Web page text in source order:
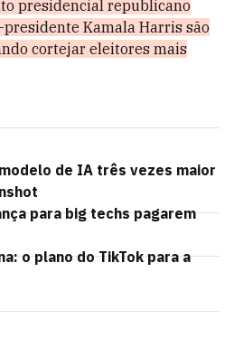
presidencial republicano
Kamala Harris são
cortejar eleitores mais
de IA três vezes maior
para big techs pagarem
o plano do TikTok para a